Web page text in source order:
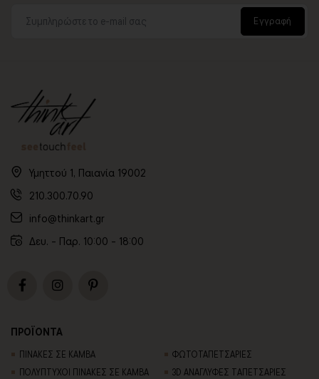
Εγγραφή
Υμηττού 1, Παιανία 19002
210.300.70.90
info@thinkart.gr
Δευ. - Παρ. 10:00 - 18:00
ΠΡΟΪΟΝΤΑ
ΠΙΝΑΚΕΣ ΣΕ ΚΑΜΒΑ
ΠΟΛΥΠΤΥΧΟΙ ΠΙΝΑΚΕΣ ΣΕ ΚΑΜΒΑ
ΦΩΤΟΤΑΠΕΤΣΑΡΙΕΣ
3D AΝΑΓΛΥΦΕΣ TΑΠΕΤΣΑΡΙΕΣ